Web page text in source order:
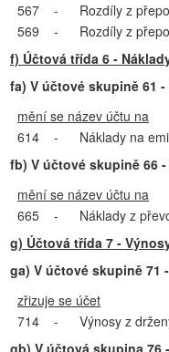
567
-
Rozdíly z
569
-
Rozdíly z
f) Účtová třída 6 -
fa) V účtové skupině 61
mění se název účtu na
614
-
Náklady na
fb) V účtové skupině 66
mění se název účtu na
665
-
Náklady z
g) Účtová třída 7 -
ga) V účtové skupině
zřizuje se účet
714
-
Výnosy z
gb) V účtová skupina